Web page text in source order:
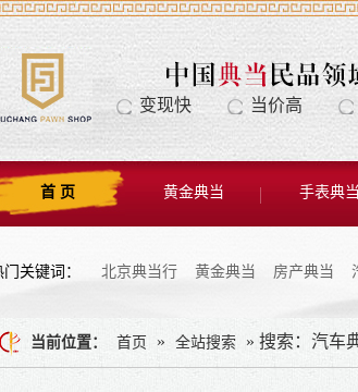
变现快 当价高
首 页 黄金典当 手表典当
门关键词： 北京典当行 黄金典当 房产典当
当前位置： 首页 » 全站搜索 » 搜索：汽车